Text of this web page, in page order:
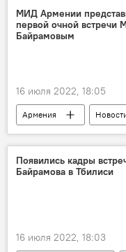
МИД Армении
первой очной встречи
Байрамовым
16 июля 2022, 18:05
Армения
Азербайджан
Появились кадры
Байрамова в Тбилиси
16 июля 2022, 18:03